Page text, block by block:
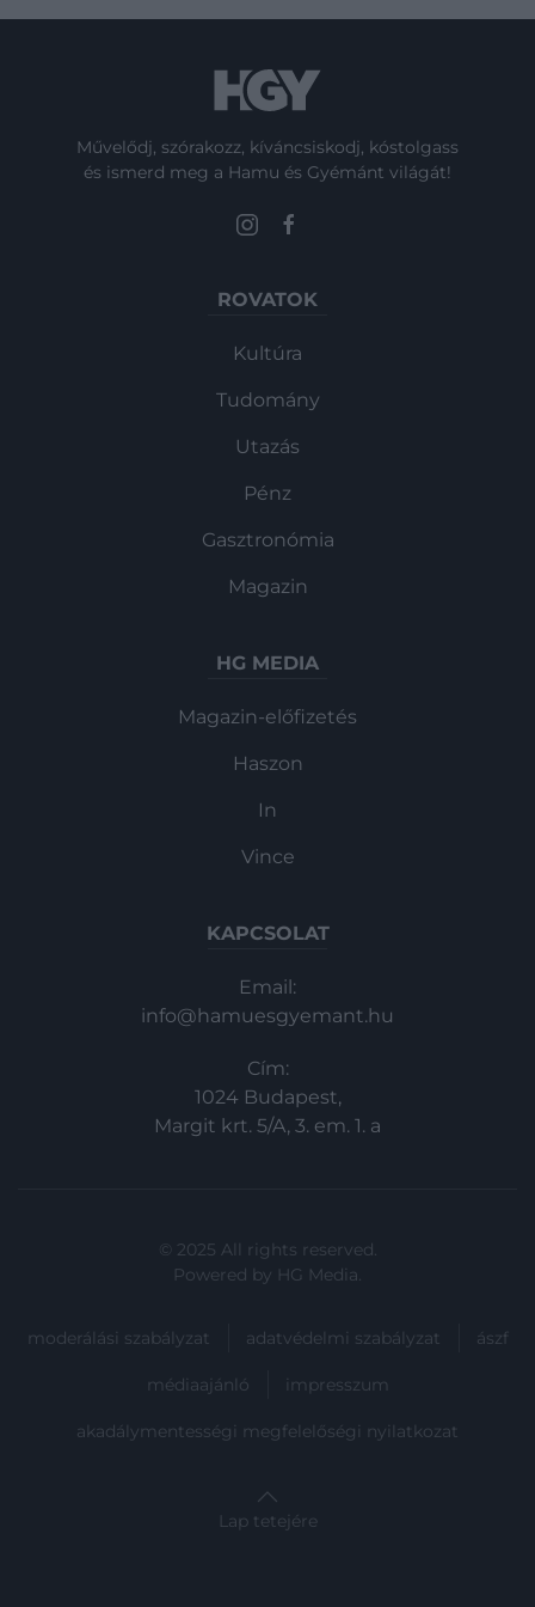
Művelődj, szórakozz, kíváncsiskodj, kóstolgass
és ismerd meg a Hamu és Gyémánt világát!
ROVATOK
Kultúra
Tudomány
Utazás
Pénz
Gasztronómia
Magazin
HG MEDIA
Magazin-előfizetés
Haszon
In
Vince
KAPCSOLAT
Email:
info@hamuesgyemant.hu
Cím:
1024 Budapest,
Margit krt. 5/A, 3. em. 1. a
© 2025 All rights reserved.
Powered by HG Media.
moderálási szabályzat adatvédelmi szabályzat ászf
médiaajánló impresszum
akadálymentességi megfelelőségi nyilatkozat
Lap tetejére